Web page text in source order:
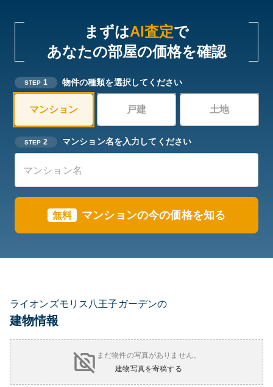
まずはAI査定で
あなたの部屋の価格を確認
STEP 1 物件の種類を選択してください
マンション 戸建 土地
STEP 2 マンション名を入力してください
無料 マンションの今の価格を知る
ライオンズモリス八王子ガーデンの
建物情報
まだ物件の写真がありません。
建物写真を寄稿する